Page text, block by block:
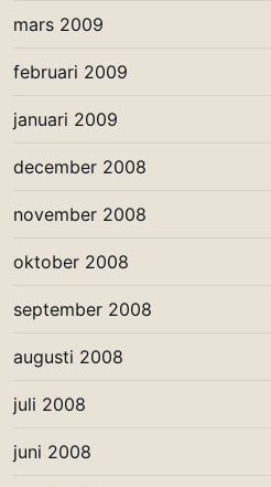
mars 2009
februari 2009
januari 2009
december 2008
november 2008
oktober 2008
september 2008
augusti 2008
juli 2008
juni 2008